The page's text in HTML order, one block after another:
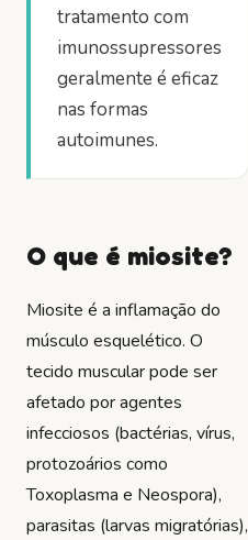
tratamento com
imunossupressores
geralmente é eficaz
nas formas
autoimunes.
O que é miosite?
Miosite é a inflamação do
músculo esquelético. O
tecido muscular pode ser
afetado por agentes
infecciosos (bactérias, vírus,
protozoários como
Toxoplasma e Neospora),
parasitas (larvas migratórias),